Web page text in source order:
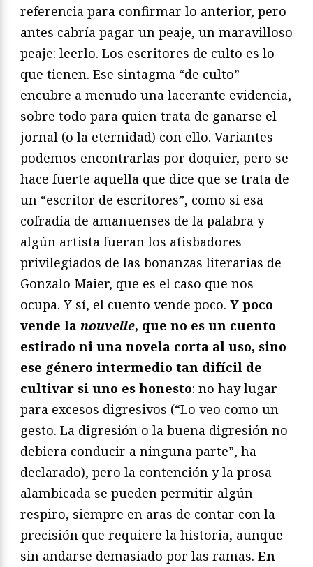
referencia para confirmar lo anterior, pero
antes cabría pagar un peaje, un maravilloso
peaje: leerlo. Los escritores de culto es lo
que tienen. Ese sintagma “de culto”
encubre a menudo una lacerante evidencia,
sobre todo para quien trata de ganarse el
jornal (o la eternidad) con ello. Variantes
podemos encontrarlas por doquier, pero se
hace fuerte aquella que dice que se trata de
un “escritor de escritores”, como si esa
cofradía de amanuenses de la palabra y
algún artista fueran los atisbadores
privilegiados de las bonanzas literarias de
Gonzalo Maier, que es el caso que nos
ocupa. Y sí, el cuento vende poco. Y poco
vende la nouvelle, que no es un cuento
estirado ni una novela corta al uso, sino
ese género intermedio tan difícil de
cultivar si uno es honesto: no hay lugar
para excesos digresivos (“Lo veo como un
gesto. La digresión o la buena digresión no
debiera conducir a ninguna parte”, ha
declarado), pero la contención y la prosa
alambicada se pueden permitir algún
respiro, siempre en aras de contar con la
precisión que requiere la historia, aunque
sin andarse demasiado por las ramas. En